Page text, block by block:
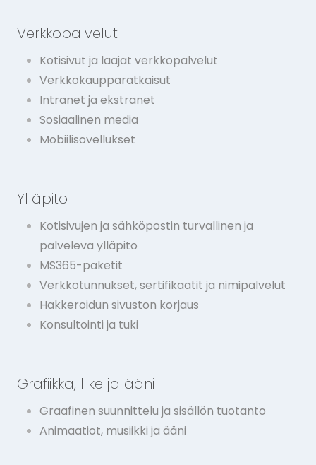
Verkkopalvelut
Kotisivut ja laajat verkkopalvelut
Verkkokaupparatkaisut
Intranet ja ekstranet
Sosiaalinen media
Mobiilisovellukset
Ylläpito
Kotisivujen ja sähköpostin turvallinen ja
palveleva ylläpito
MS365-paketit
Verkkotunnukset, sertifikaatit ja nimipalvelut
Hakkeroidun sivuston korjaus
Konsultointi ja tuki
Grafiikka, liike ja ääni
Graafinen suunnittelu ja sisällön tuotanto
Animaatiot, musiikki ja ääni